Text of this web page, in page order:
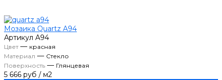
Мозаика Quartz A94
Артикул А94
Цвет— красная
Материал — Стекло
Поверхность — Глянцевая
5 666 руб / м2